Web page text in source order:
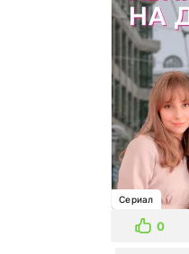
Сериал
0